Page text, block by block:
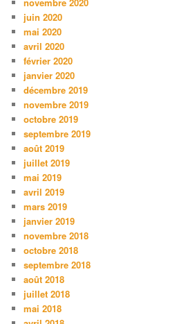
novembre 2020
juin 2020
mai 2020
avril 2020
février 2020
janvier 2020
décembre 2019
novembre 2019
octobre 2019
septembre 2019
août 2019
juillet 2019
mai 2019
avril 2019
mars 2019
janvier 2019
novembre 2018
octobre 2018
septembre 2018
août 2018
juillet 2018
mai 2018